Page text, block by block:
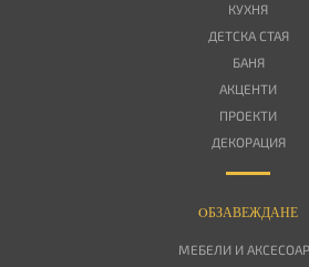
КУХНЯ
ДЕТСКА СТАЯ
БАНЯ
АКЦЕНТИ
ПРОЕКТИ
ДЕКОРАЦИЯ
OБЗАВЕЖДАНЕ
МЕБЕЛИ И